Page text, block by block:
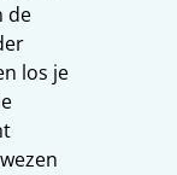
de
los je